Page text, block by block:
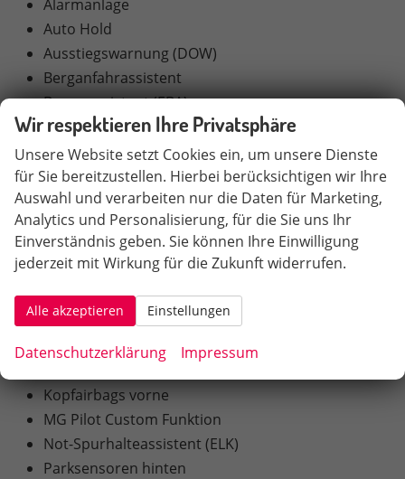
Alarmanlage
Auto Hold
Ausstiegswarnung (DOW)
Berganfahrassistent
Bremsassistent (EBA)
Center-Airbag vorne
Deaktivierbarer Beifahrerairbag
eCall-Notrufsystem
Fahreraufmerksamkeitsüberwachung (DMS)
Frontairbags für Fahrer und Beifahrer
Frontkollisionswarnung (FCW)
Geschwindigkeitsregelanlage mit
Abstandsregelung (ACC)
Gurtwarnsystem vorne und hinten
Intelligente Fernlichtsteuerung (IHC)
Kopfairbags vorne
MG Pilot Custom Funktion
Not-Spurhalteassistent (ELK)
Parksensoren hinten
Wir respektieren Ihre Privatsphäre
Unsere Website setzt Cookies ein, um unsere Dienste
für Sie bereitzustellen. Hierbei berücksichtigen wir Ihre
Auswahl und verarbeiten nur die Daten für Marketing,
Analytics und Personalisierung, für die Sie uns Ihr
Einverständnis geben. Sie können Ihre Einwilligung
jederzeit mit Wirkung für die Zukunft widerrufen.
Alle akzeptieren Einstellungen
Datenschutzerklärung Impressum